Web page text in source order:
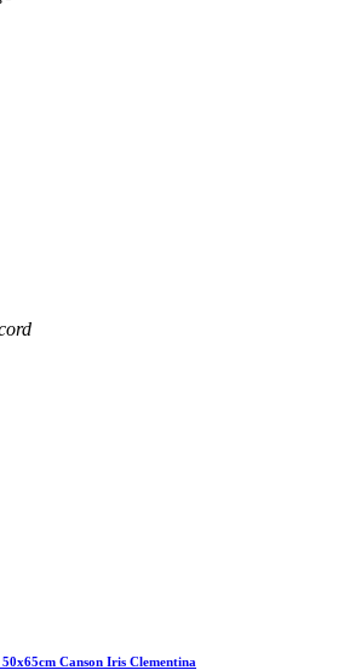
Canson Iris Clementina